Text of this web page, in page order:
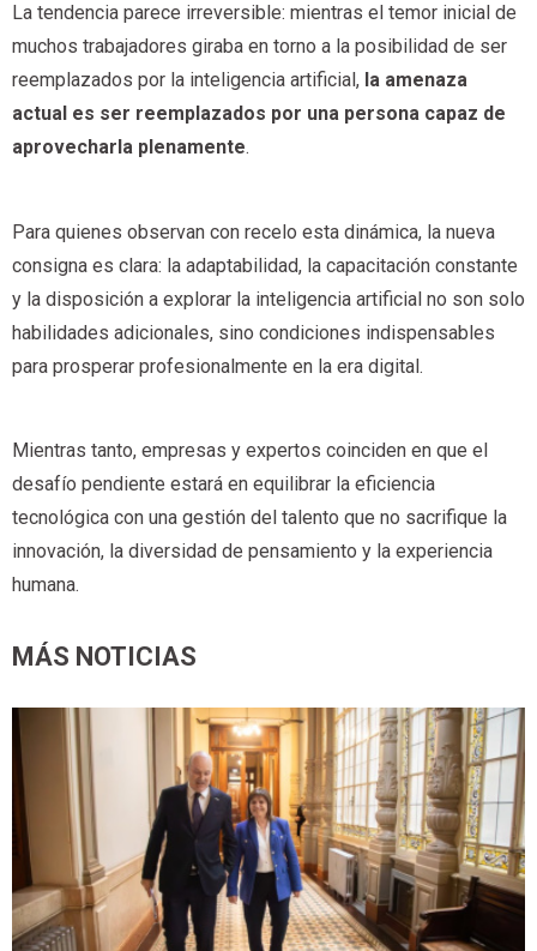
La tendencia parece irreversible: mientras el temor inicial de
muchos trabajadores giraba en torno a la posibilidad de ser
reemplazados por la inteligencia artificial, la amenaza
actual es ser reemplazados por una persona capaz de
aprovecharla plenamente.
Para quienes observan con recelo esta dinámica, la nueva
consigna es clara: la adaptabilidad, la capacitación constante
y la disposición a explorar la inteligencia artificial no son solo
habilidades adicionales, sino condiciones indispensables
para prosperar profesionalmente en la era digital.
Mientras tanto, empresas y expertos coinciden en que el
desafío pendiente estará en equilibrar la eficiencia
tecnológica con una gestión del talento que no sacrifique la
innovación, la diversidad de pensamiento y la experiencia
humana.
MÁS NOTICIAS